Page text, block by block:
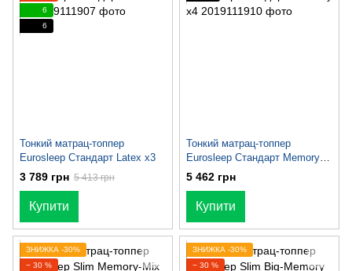
6
6
Тонкий матрац-топпер
Eurosleep Стандарт Latex x3
3 789 грн 5 413 грн
Купити
Тонкий матрац-топпер
Eurosleep Стандарт Memory
х4
5 462 грн
Купити
ЗНИЖКА -30%
− 30 %
ЗНИЖКА -30%
− 30 %